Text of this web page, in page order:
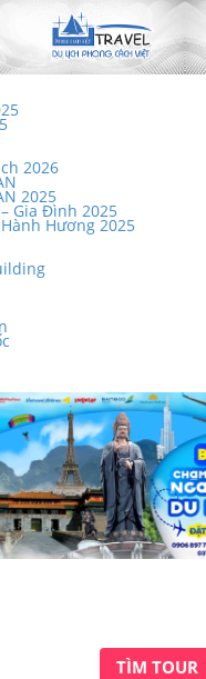
2026
2025
Gia Đình 2025
Hương 2025
TÌM TOUR